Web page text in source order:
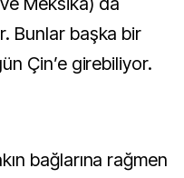
Bunlar başka bir
Çin’e girebiliyor.
bağlarına rağmen